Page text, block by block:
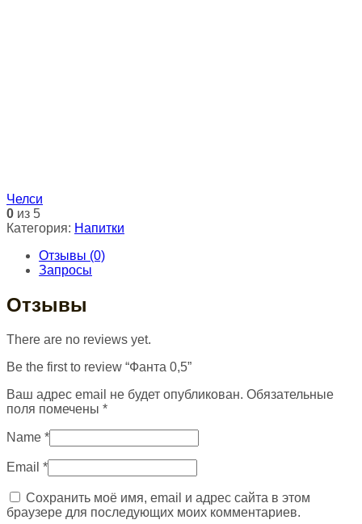
Челси
0 из 5
Категория: Напитки
Отзывы (0)
Запросы
Отзывы
There are no reviews yet.
Be the first to review “Фанта 0,5”
Ваш адрес email не будет опубликован. Обязательные
поля помечены *
Name *
Email *
Сохранить моё имя, email и адрес сайта в этом
браузере для последующих моих комментариев.